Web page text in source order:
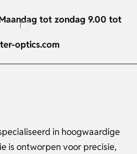
tot zondag 9.00 tot
optics.com
in hoogwaardige
is ontworpen voor precisie,